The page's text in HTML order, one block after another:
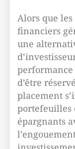
Alors que
financiers
une
performance
d’être
placement
portefeuilles
épargnants